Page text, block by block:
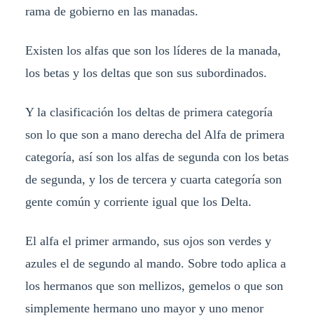
rama de gobierno en las manadas.
Existen los alfas que son los líderes de la manada,
los betas y los deltas que son sus subordinados.
Y la clasificación los deltas de primera categoría
son lo que son a mano derecha del Alfa de primera
categoría, así son los alfas de segunda con los betas
de segunda, y los de tercera y cuarta categoría son
gente común y corriente igual que los Delta.
El alfa el primer armando, sus ojos son verdes y
azules el de segundo al mando. Sobre todo aplica a
los hermanos que son mellizos, gemelos o que son
simplemente hermano uno mayor y uno menor